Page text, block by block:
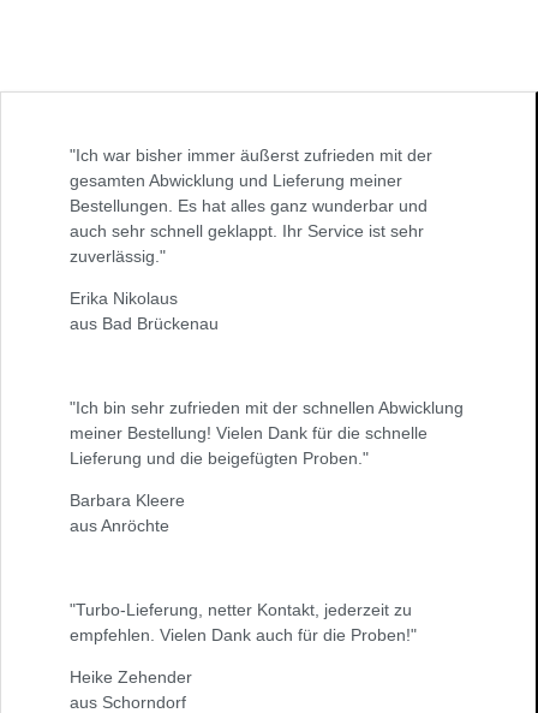
"Ich war bisher immer äußerst zufrieden mit der
gesamten Abwicklung und Lieferung meiner
Bestellungen. Es hat alles ganz wunderbar und
auch sehr schnell geklappt. Ihr Service ist sehr
zuverlässig."
Erika Nikolaus
aus Bad Brückenau
"Ich bin sehr zufrieden mit der schnellen Abwicklung
meiner Bestellung! Vielen Dank für die schnelle
Lieferung und die beigefügten Proben."
Barbara Kleere
aus Anröchte
"Turbo-Lieferung, netter Kontakt, jederzeit zu
empfehlen. Vielen Dank auch für die Proben!"
Heike Zehender
aus Schorndorf